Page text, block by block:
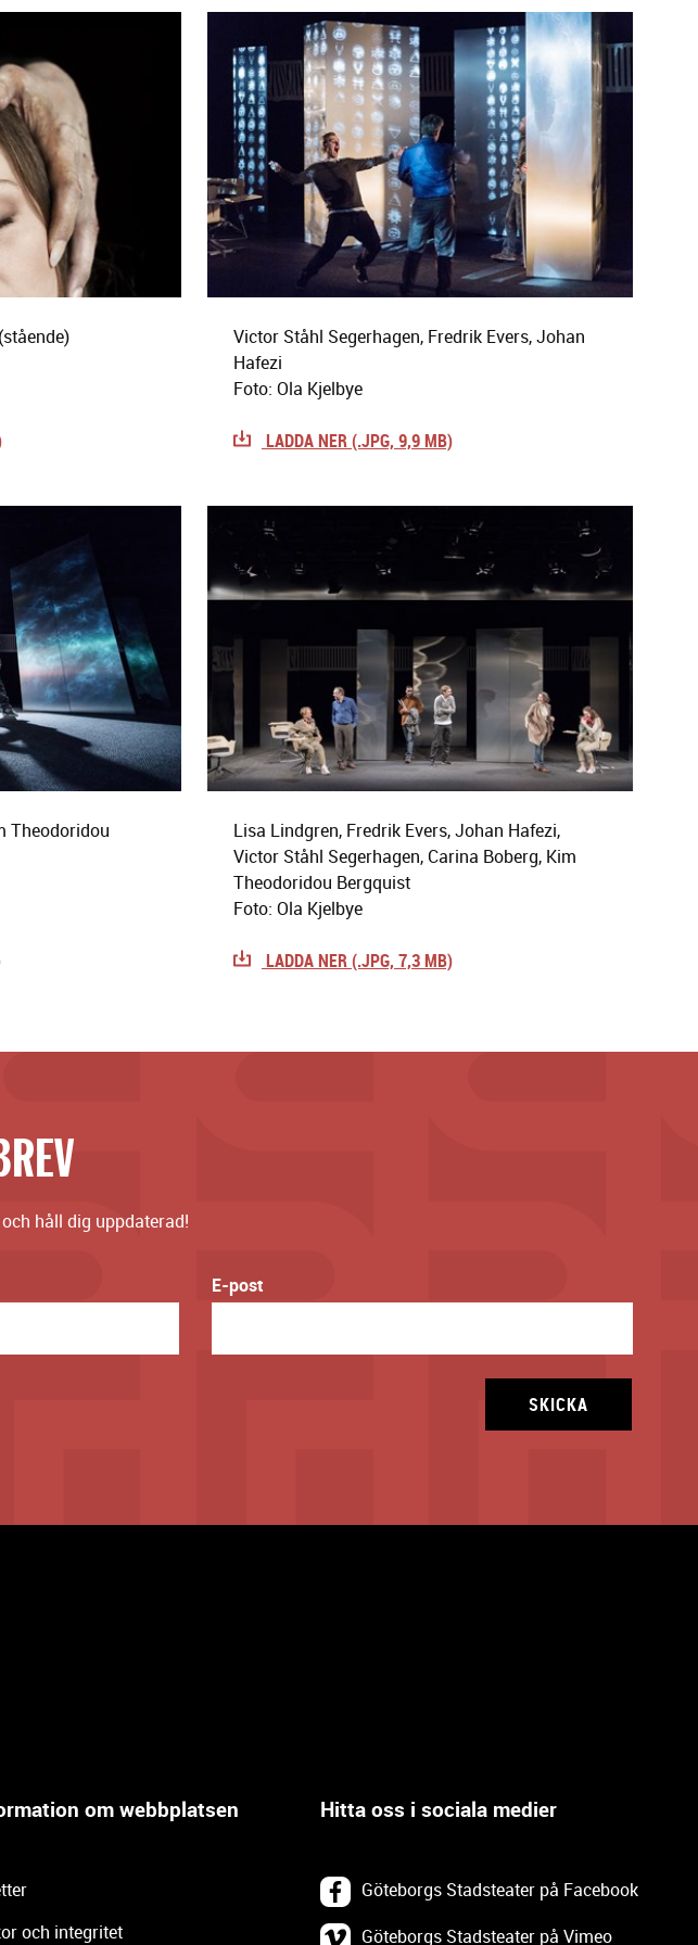
Victor Ståhl Segerhagen, Fredrik Evers, Johan
Hafezi
Foto: Ola Kjelbye
LADDA NER (.JPG, 9,9 MB)
Theodoridou
Lisa Lindgren, Fredrik Evers, Johan Hafezi,
Victor Ståhl Segerhagen, Carina Boberg, Kim
Theodoridou Bergquist
Foto: Ola Kjelbye
LADDA NER (.JPG, 7,3 MB)
håll dig uppdaterad!
E-post
SKICKA
om webbplatsen
och integritet
Hitta oss i sociala medier
Göteborgs Stadsteater på Facebook
Göteborgs Stadsteater på Vimeo